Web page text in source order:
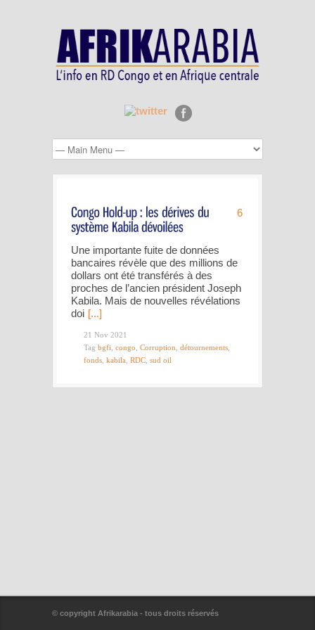
6
Une importante fuite de données
bancaires révèle que des millions de
dollars ont été transférés à des
proches de l’ancien président Joseph
Kabila. Mais de nouvelles révélations
doi [...]
21 Nov 2021
Tag bgfi congo Corruption détournements
fonds kabila RDC sud oil
© copyright Afrikarabia - tous droits réservés